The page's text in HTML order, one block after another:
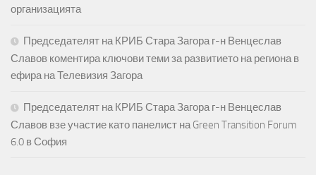
организацията
Председателят на КРИБ Стара Загора г-н Венцеслав
Славов коментира ключови теми за развитието на региона в
ефира на Телевизия Загора
Председателят на КРИБ Стара Загора г-н Венцеслав
Славов взе участие като панелист на Green Transition Forum
6.0 в София